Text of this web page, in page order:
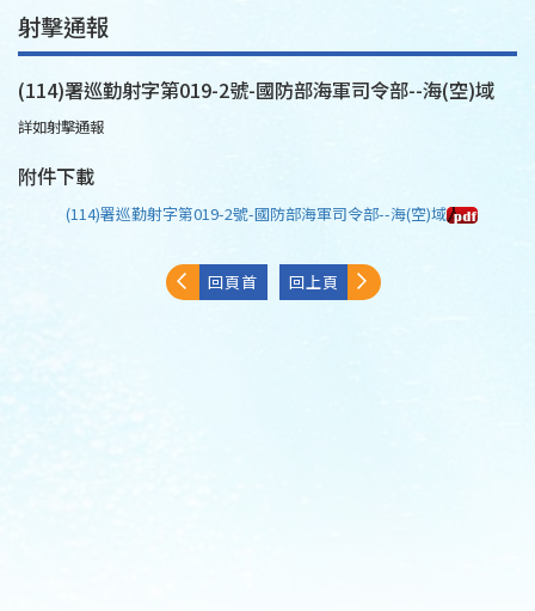
射擊通報
(114)署巡勤射字第019-2號-國防部海軍司令部--海(空)域
詳如射擊通報
附件下載
(114)署巡勤射字第019-2號-國防部海軍司令部--海(空)域
回頁首 回上頁